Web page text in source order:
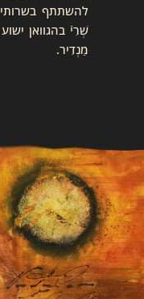
להשתתף
שְׁרִיֿ בהגוואן
מַנְדִיר.